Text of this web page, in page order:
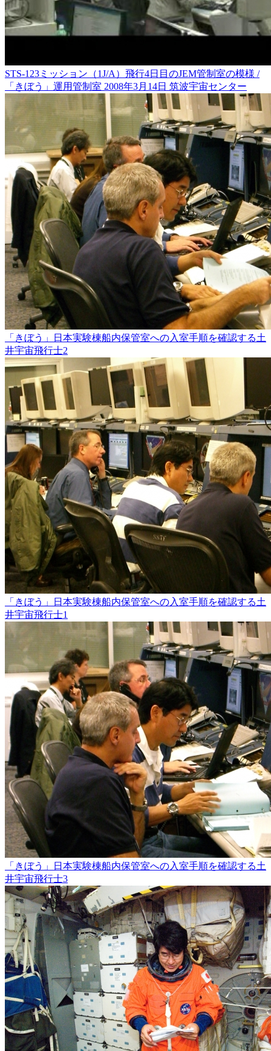
STS-123ミッション（1J/A）飛行4日目のJEM管制室の模様 /
「きぼう」運用管制室 2008年3月14日 筑波宇宙センター
「きぼう」日本実験棟船内保管室への入室手順を確認する土
井宇宙飛行士2
「きぼう」日本実験棟船内保管室への入室手順を確認する土
井宇宙飛行士1
「きぼう」日本実験棟船内保管室への入室手順を確認する土
井宇宙飛行士3